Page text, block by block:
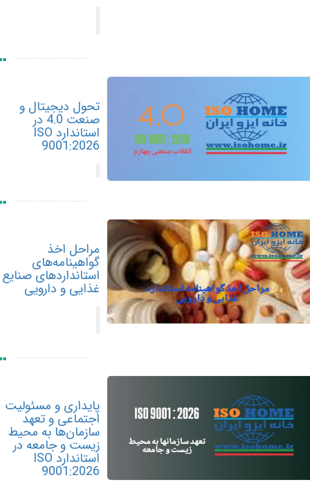
تحول دیجیتال و
صنعت 4.0 در
استاندارد ISO
9001:2026
مراحل اخذ
گواهینامه‌های
استانداردهای صنایع
غذایی و دارویی
پایداری و مسئولیت
اجتماعی و تعهد
سازمان‌ها به محیط
زیست و جامعه در
استاندارد ISO
9001:2026